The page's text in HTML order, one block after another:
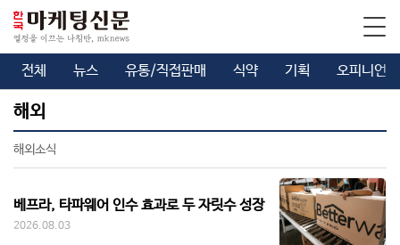
전체 뉴스 유통/직접판매 식약 기획 오피니언
해외
해외소식
베프라, 타파웨어 인수 효과로 두 자릿수 성장
2026.08.03